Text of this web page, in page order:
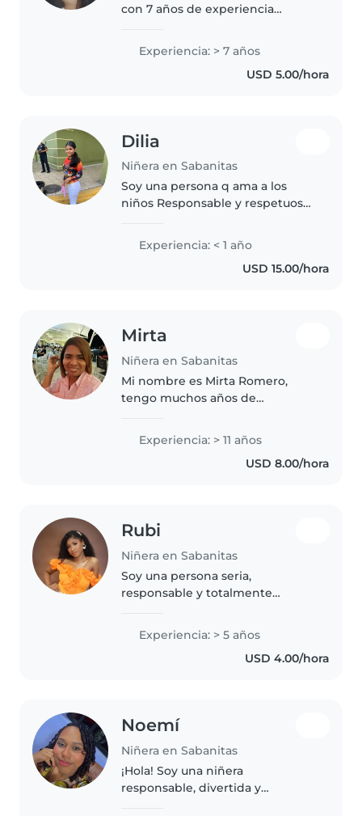
con 7 años de experiencia
Me encanta leer y dibujar con los
niños, y estoy cómoda
Experiencia: > 7 años
USD 5.00/hora
Dilia
Niñera en Sabanitas
Soy una persona q ama a los
niños Responsable y respetuosa
Experiencia: < 1 año
USD 15.00/hora
Mirta
Niñera en Sabanitas
Mi nombre es Mirta Romero,
tengo muchos años de
una persona de buen corazón y
sobre todo me gustan los niños,
el valor del respeto es
Experiencia: > 11 años
USD 8.00/hora
Rubi
Niñera en Sabanitas
Soy una persona seria,
responsable y totalmente
cuidado y bienestar de los niños.
Me caracterizo por ser puntual,
paciente y atenta, garantizando
Experiencia: > 5 años
USD 4.00/hora
Noemí
Niñera en Sabanitas
¡Hola! Soy una niñera
responsable, divertida y